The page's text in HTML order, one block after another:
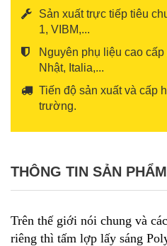
Sản xuất trực tiếp tiêu
1, VIBM,...
Nguyên phụ liệu cao
Nhật, Italia,...
Tiến độ sản xuất và cấp
trường.
THÔNG TIN SẢN PHẨM
Trên thế giới nói chung và
riêng thì tấm lợp lấy sáng